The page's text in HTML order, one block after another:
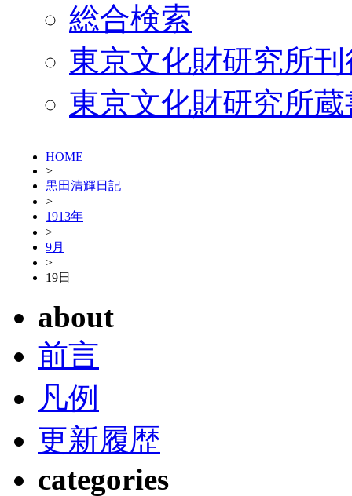
総合検索
東京文化財研究所
東京文化財研究所
HOME
>
黒田清輝日記
>
1913年
>
9月
>
19日
about
前言
凡例
更新履歴
categories